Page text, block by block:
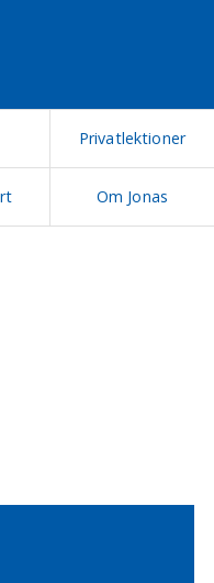
Privatlektioner
Om Jonas